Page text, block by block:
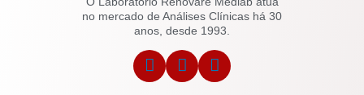
no mercado de Análises Clínicas há 30
anos, desde 1993.